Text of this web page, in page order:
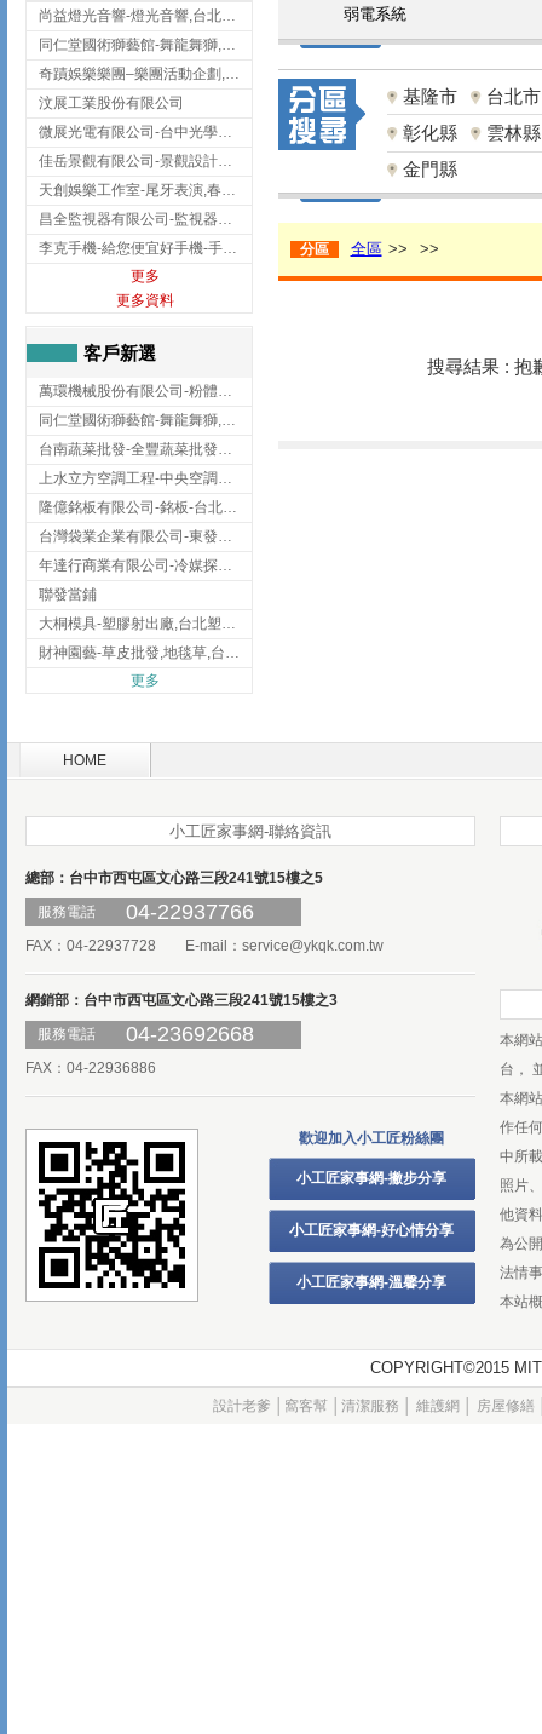
尚益燈光音響-燈光音響,台北燈光音響,台北燈光音響出租
同仁堂國術獅藝館-舞龍舞獅,台中舞龍舞獅
奇蹟娛樂樂團–樂團活動企劃,台中樂團表演,台中婚禮樂團
汶展工業股份有限公司
微展光電有限公司-台中光學鍍膜,optical filter taiwan,台灣光學鍍膜
佳岳景觀有限公司-景觀設計公司,台北景觀設計,台北景觀工程,中山區景觀設計
天創娛樂工作室-尾牙表演,春酒表演,板橋尾牙表演
昌全監視器有限公司-監視器安裝,高雄監視器安裝,鳳山區監視器安裝
李克手機-給您便宜好手機-手機收購,屏東手機收購
更多
更多資料
客戶新選
萬環機械股份有限公司-粉體塗裝設備,輸送機,輸送機設備,台南輸送機
同仁堂國術獅藝館-舞龍舞獅,台中舞龍舞獅
台南蔬菜批發-全豐蔬菜批發專送/台南蔬菜箱宅配到府
上水立方空調工程-中央空調規劃,台北中央空調規劃
隆億銘板有限公司-銘板-台北銘板-板橋銘板
台灣袋業企業有限公司-東發企業社/台中太空袋/太空包
年達行商業有限公司-冷媒探漏儀,壓力錶組,真空泵浦,台北冷凍空調材料
聯發當鋪
大桐模具-塑膠射出廠,台北塑膠射出廠
財神園藝-草皮批發,地毯草,台北草,彰化地毯草,彰化台北草
更多
弱電系統
基隆市
台北市
彰化縣
雲林縣
金門縣
分區 全區 >> >>
搜尋結果 : 抱
HOME
小工匠家事網-聯絡資訊
總部：台中市西屯區文心路三段241號15樓之5
服務電話
04-22937766
FAX：04-22937728 E-mail： service@ykqk.com.tw
網銷部：台中市西屯區文心路三段241號15樓之3
服務電話
04-23692668
FAX：04-22936886
歡迎加入小工匠粉絲團
小工匠家事網-撇步分享
小工匠家事網-好心情分享
小工匠家事網-溫馨分享
本網
台，
本網
作任
中所
照片
他資
為公
法情
本站
COPYRIGHT©2015
設計老爹 窩客幫 清潔服務 維護網 房屋修繕